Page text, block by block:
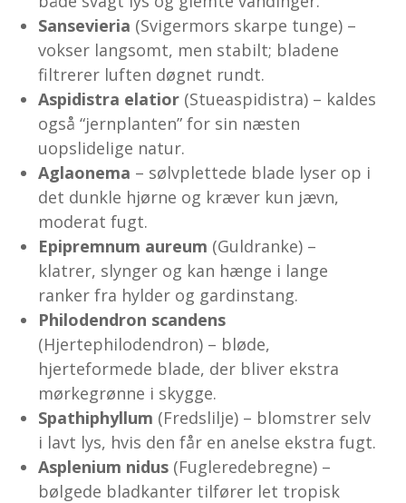
Sansevieria (Svigermors skarpe tunge) –
vokser langsomt, men stabilt; bladene
filtrerer luften døgnet rundt.
Aspidistra elatior (Stueaspidistra) – kaldes
også “jernplanten” for sin næsten
uopslidelige natur.
Aglaonema – sølvplettede blade lyser op i
det dunkle hjørne og kræver kun jævn,
moderat fugt.
Epipremnum aureum (Guld­ranke) –
klatrer, slynger og kan hænge i lange
ranker fra hylder og gardinstang.
Philodendron scandens
(Hjertephilodendron) – bløde,
hjerteformede blade, der bliver ekstra
mørkegrønne i skygge.
Spathiphyllum (Fredslilje) – blomstrer selv
i lavt lys, hvis den får en anelse ekstra fugt.
Asplenium nidus (Fuglerede­bregne) –
bølgede bladkanter tilfører let tropisk